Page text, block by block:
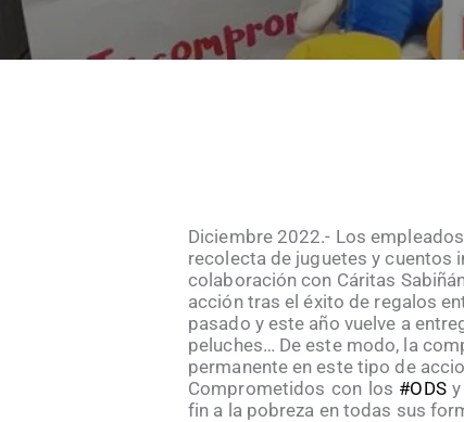
Diciembre 2022.- Los
recolecta de juguetes y cuentos
colaboración con Cáritas
acción tras el éxito de regalos
pasado y este año vuelve a
peluches… De este modo, la
permanente en este tipo de
Comprometidos con los #ODSy
fin a la pobreza en todas sus